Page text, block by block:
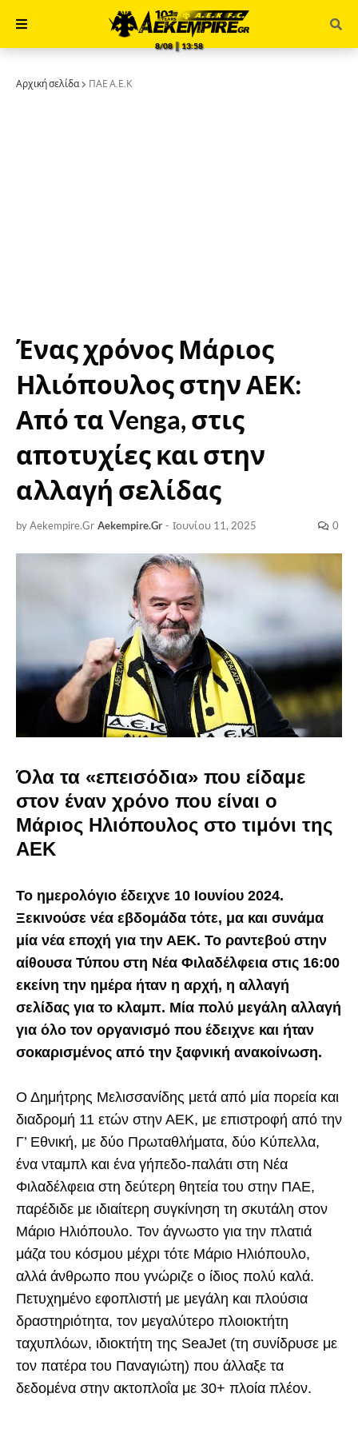
8/08 ║ 13:58
Αρχική σελίδα ΠΑΕ Α.Ε.Κ
Ένας χρόνος Μάριος
Ηλιόπουλος στην ΑΕΚ:
Από τα Venga, στις
αποτυχίες και στην
αλλαγή σελίδας
by Aekempire.Gr Aekempire.Gr - Ιουνίου 11, 2025 0
Όλα τα «επεισόδια» που είδαμε
στον έναν χρόνο που είναι ο
Μάριος Ηλιόπουλος στο τιμόνι της
ΑΕΚ
Το ημερολόγιο έδειχνε 10 Ιουνίου 2024.
Ξεκινούσε νέα εβδομάδα τότε, μα και συνάμα
μία νέα εποχή για την ΑΕΚ. Το ραντεβού στην
αίθουσα Τύπου στη Νέα Φιλαδέλφεια στις 16:00
εκείνη την ημέρα ήταν η αρχή, η αλλαγή
σελίδας για το κλαμπ. Μία πολύ μεγάλη αλλαγή
για όλο τον οργανισμό που έδειχνε και ήταν
σοκαρισμένος από την ξαφνική ανακοίνωση.
Ο Δημήτρης Μελισσανίδης μετά από μία πορεία και
διαδρομή 11 ετών στην ΑΕΚ, με επιστροφή από την
Γ’ Εθνική, με δύο Πρωταθλήματα, δύο Κύπελλα,
ένα νταμπλ και ένα γήπεδο-παλάτι στη Νέα
Φιλαδέλφεια στη δεύτερη θητεία του στην ΠΑΕ,
παρέδιδε με ιδιαίτερη συγκίνηση τη σκυτάλη στον
Μάριο Ηλιόπουλο. Τον άγνωστο για την πλατιά
μάζα του κόσμου μέχρι τότε Μάριο Ηλιόπουλο,
αλλά άνθρωπο που γνώριζε ο ίδιος πολύ καλά.
Πετυχημένο εφοπλιστή με μεγάλη και πλούσια
δραστηριότητα, τον μεγαλύτερο πλοιοκτήτη
ταχυπλόων, ιδιοκτήτη της SeaJet (τη συνίδρυσε με
τον πατέρα του Παναγιώτη) που άλλαξε τα
δεδομένα στην ακτοπλοΐα με 30+ πλοία πλέον.